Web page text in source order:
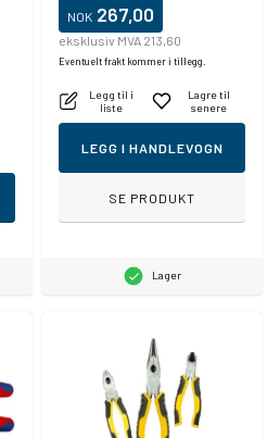
NOK 267,00
eksklusiv MVA 213,60
Eventuelt frakt kommer i tillegg.
Legg til i
liste
Lagre til
senere
LEGG I HANDLEVOGN
SE PRODUKT
Lager